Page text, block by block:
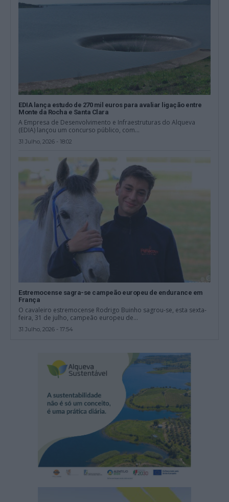
EDIA lança estudo de 270 mil euros para avaliar ligação entre
Monte da Rocha e Santa Clara
A Empresa de Desenvolvimento e Infraestruturas do Alqueva
(EDIA) lançou um concurso público, com...
31 Julho, 2026 - 18:02
Estremocense sagra-se campeão europeu de endurance em
França
O cavaleiro estremocense Rodrigo Buinho sagrou-se, esta sexta-
feira, 31 de julho, campeão europeu de...
31 Julho, 2026 - 17:54